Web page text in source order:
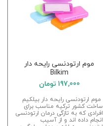
موم ارتودنسی رایحه دار
Bilkim
197,000 تومان
موم ارتودنسی رایحه دار بیلکیم
ساخت کشور ترکیه مناسب برای
افرادی که به تازگی درمان ارتودنسی
انجام داده اند و از آسیب